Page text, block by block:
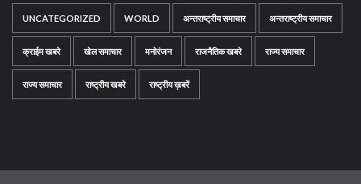
UNCATEGORIZED WORLD अन्तराष्ट्रीय समाचार अन्तराष्ट्रीय समाचार
क्राईम खबरे खेल समाचार मनोरंजन राजनैतिक खबरे राज्य समाचार
राज्य समाचार राष्ट्रीय खबरे राष्ट्रीय ख़बरें